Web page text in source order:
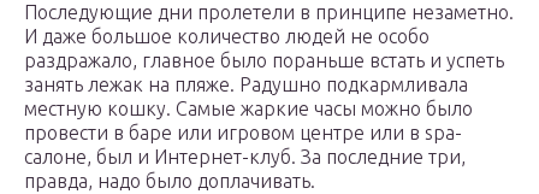
Последующие дни пролетели в принципе незаметно.
И даже большое количество людей не особо
раздражало, главное было пораньше встать и успеть
занять лежак на пляже. Радушно подкармливала
местную кошку. Самые жаркие часы можно было
провести в баре или игровом центре или в spa-
салоне, был и Интернет-клуб. За последние три,
правда, надо было доплачивать.